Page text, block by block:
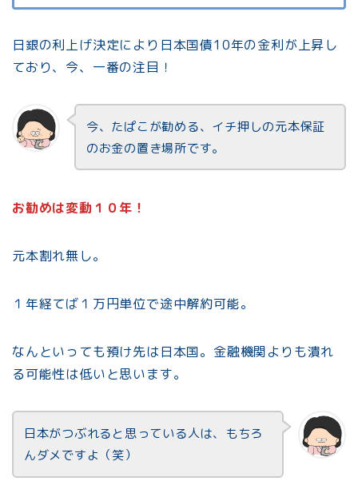
日銀の利上げ決定により日本国債10年の金利が上昇し
ており、今、一番の注目！
今、たぱこが勧める、イチ押しの元本保証
のお金の置き場所です。
お勧めは変動１０年！
元本割れ無し。
１年経てば１万円単位で途中解約可能。
なんといっても預け先は日本国。金融機関よりも潰れ
る可能性は低いと思います。
日本がつぶれると思っている人は、もちろ
んダメですよ（笑）